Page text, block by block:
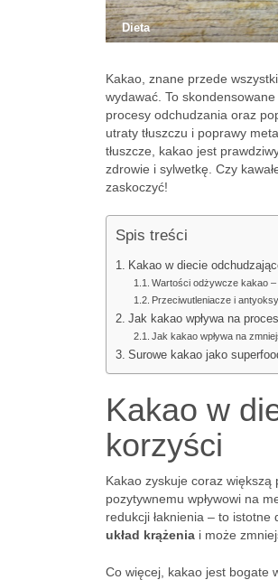
Dieta
Kakao, znane przede
wydawać. To
procesy odchudzania oraz
utraty tłuszczu i poprawy
tłuszcze, kakao jest
zdrowie i sylwetkę. Czy
zaskoczyć!
Spis treści
Kakao w diecie
Wartości odżywcze kakao
Przeciwutleniacze i
Jak kakao wpływa na
Jak kakao wpływa na
Surowe kakao jako
Kakao w
korzyści
Kakao zyskuje coraz większą
pozytywnemu wpływowi na
redukcji łaknienia – to
układ krążenia i może
Co więcej, kakao jest bogate